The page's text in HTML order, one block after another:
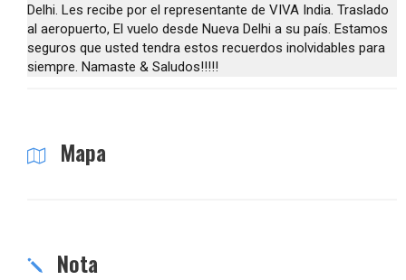
Delhi. Les recibe por el representante de VIVA India. Traslado
al aeropuerto, El vuelo desde Nueva Delhi a su país. Estamos
seguros que usted tendra estos recuerdos inolvidables para
siempre. Namaste & Saludos!!!!!
Mapa
Nota